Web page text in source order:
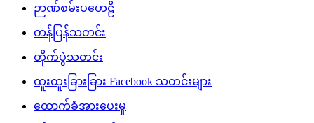
ဉာဏ်စမ်းပဟေဠိ
တန်ပြန်သတင်း
တိုက်ပွဲသတင်း
ထူးထူးခြားခြား Facebook သတင်းများ
ထောက်ခံအားပေးမှု